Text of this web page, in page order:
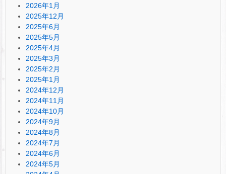
2026年1月
2025年12月
2025年6月
2025年5月
2025年4月
2025年3月
2025年2月
2025年1月
2024年12月
2024年11月
2024年10月
2024年9月
2024年8月
2024年7月
2024年6月
2024年5月